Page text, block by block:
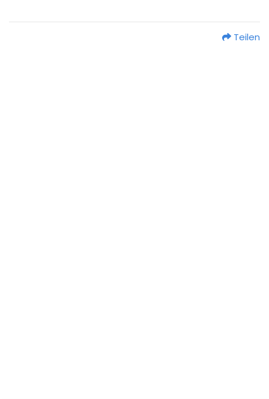
Teilen